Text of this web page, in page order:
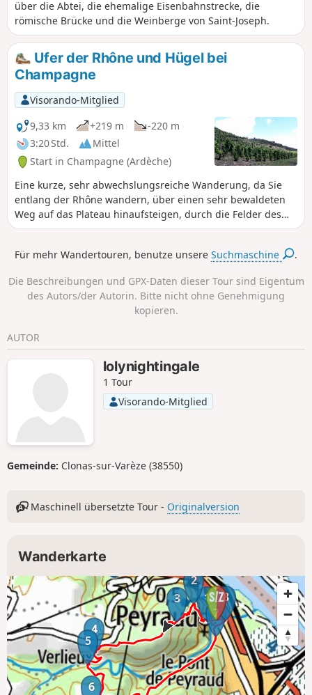
über die Abtei, die ehemalige Eisenbahnstrecke, die
römische Brücke und die Weinberge von Saint-Joseph.
Ufer der Rhône und Hügel bei
Champagne
Visorando-Mitglied
9,33 km
+219 m
-220 m
3:20 Std.
Mittel
Start in Champagne (Ardèche)
Eine kurze, sehr abwechslungsreiche Wanderung, da Sie
entlang der Rhône wandern, über einen sehr bewaldeten
Weg auf das Plateau hinaufsteigen, durch die Felder des
Plateaus gehen, wieder hinunter in die Weinberge von
zwischen Saint-Rambert d'Albon und Vernosc-lès-Annonay
Jahren geeignet. Die Beschreibung wurde am 13.
September 2020 geändert und sollte nun keine Probleme
Für mehr Wandertouren, benutze unsereSuchmaschine .
Die Beschreibungen und GPX-Daten dieser Tour sind Eigentum
des Autors/der Autorin. Bitte nicht ohne Genehmigung
kopieren.
AUTOR
lolynightingale
1 Tour
Visorando-Mitglied
Gemeinde: Clonas-sur-Varèze (38550)
Maschinell übersetzte Tour - Originalversion
Wanderkarte
1
2
3
4
5
6
7
8